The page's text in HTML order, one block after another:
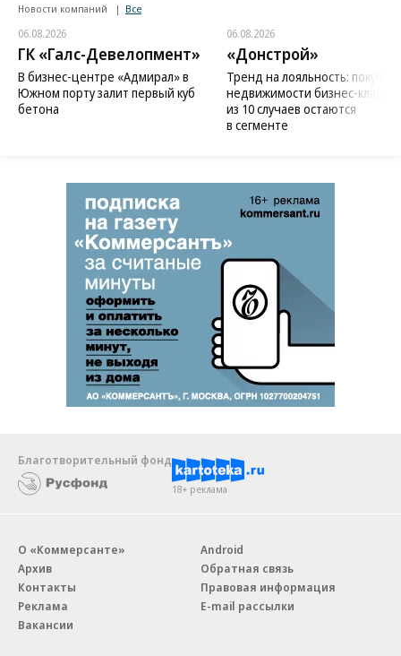
Новости компаний Все
06.08.2026
ГК «Галс-Девелопмент»
В бизнес-центре «Адмирал» в
Южном порту залит первый куб
бетона
06.08.2026
«Донстрой»
Тренд на лояльность:
недвижимости бизнес-класса
из 10 случаев остаются
в сегменте
Благотворительный фонд
18+ реклама
О «Коммерсанте»
Архив
Контакты
Реклама
Вакансии
Android
Обратная связь
Правовая информация
E-mail рассылки